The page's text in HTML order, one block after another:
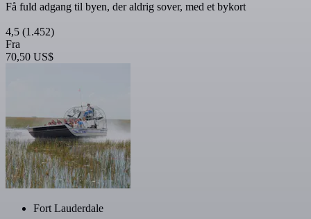
Få fuld adgang til byen, der aldrig sover, med et bykort
4,5 (1.452)
Fra
70,50 US$
Fort Lauderdale